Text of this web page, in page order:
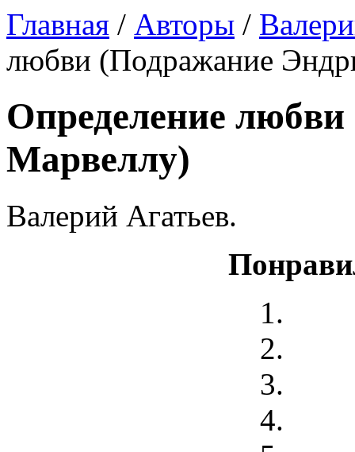
Главная / Авторы /
любви (Подражание
Определение
Марвеллу)
Валерий Агатьев.